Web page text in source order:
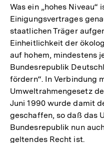
Was ein „hohes
Einigungsvertrages
staatlichen Träger
Einheitlichkeit der
auf hohem, mindestens
Bundesrepublik
fördern“. In Verbindung
Umweltrahmengesetz
Juni 1990 wurde damit
geschaffen, so daß das
Bundesrepublik nun
geltendes Recht ist.